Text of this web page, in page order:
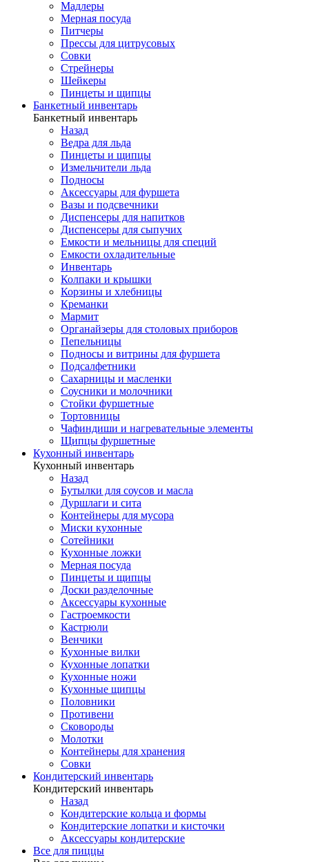
Мадлеры
Мерная посуда
Питчеры
Прессы для цитрусовых
Совки
Стрейнеры
Шейкеры
Пинцеты и щипцы
Банкетный инвентарь
Банкетный инвентарь
Назад
Ведра для льда
Пинцеты и щипцы
Измельчители льда
Подносы
Аксессуары для фуршета
Вазы и подсвечники
Диспенсеры для напитков
Диспенсеры для сыпучих
Емкости и мельницы для специй
Емкости охладительные
Инвентарь
Колпаки и крышки
Корзины и хлебницы
Креманки
Мармит
Органайзеры для столовых приборов
Пепельницы
Подносы и витрины для фуршета
Подсалфетники
Сахарницы и масленки
Соусники и молочники
Стойки фуршетные
Тортовницы
Чафиндиши и нагревательные элементы
Щипцы фуршетные
Кухонный инвентарь
Кухонный инвентарь
Назад
Бутылки для соусов и масла
Дуршлаги и сита
Контейнеры для мусора
Миски кухонные
Сотейники
Кухонные ложки
Мерная посуда
Пинцеты и щипцы
Доски разделочные
Аксессуары кухонные
Гастроемкости
Кастрюли
Венчики
Кухонные вилки
Кухонные лопатки
Кухонные ножи
Кухонные щипцы
Половники
Противени
Сковороды
Молотки
Контейнеры для хранения
Совки
Кондитерский инвентарь
Кондитерский инвентарь
Назад
Кондитерские кольца и формы
Кондитерские лопатки и кисточки
Аксессуары кондитерские
Все для пиццы